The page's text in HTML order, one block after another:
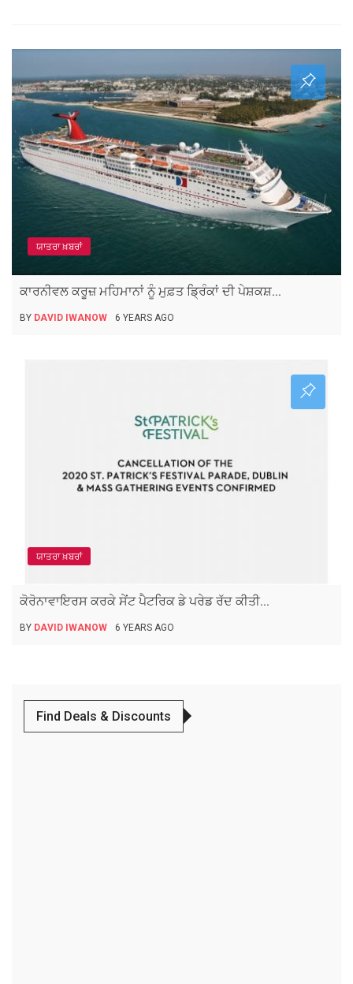
ਯਾਤਰਾ ਖ਼ਬਰਾਂ
ਕਾਰਨੀਵਲ ਕਰੂਜ਼ ਮਹਿਮਾਨਾਂ ਨੂੰ ਮੁਫ਼ਤ ਡ੍ਰਿੰਕਾਂ ਦੀ ਪੇਸ਼ਕਸ਼...
BY DAVID IWANOW 6 YEARS AGO
ਯਾਤਰਾ ਖ਼ਬਰਾਂ
ਕੋਰੋਨਾਵਾਇਰਸ ਕਰਕੇ ਸੇਂਟ ਪੈਟਰਿਕ ਡੇ ਪਰੇਡ ਰੱਦ ਕੀਤੀ...
BY DAVID IWANOW 6 YEARS AGO
Find Deals & Discounts